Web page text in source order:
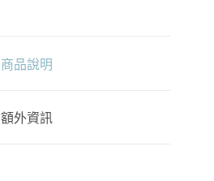
商品說明
額外資訊